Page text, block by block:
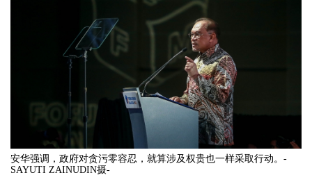
安华强调，政府对贪污零容忍，就算涉及权贵也一样采取行动。-
SAYUTI ZAINUDIN摄-